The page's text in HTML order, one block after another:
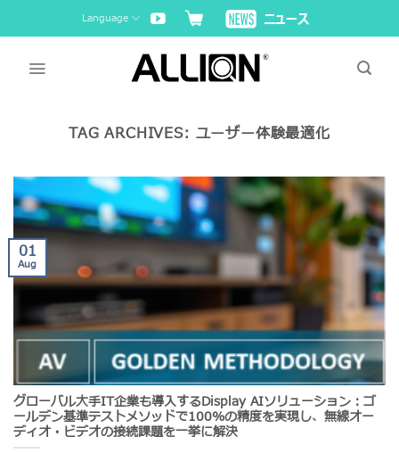
to
Language
TAG ARCHIVES: ユーザー体験最適化
グローバル大手IT企業も導入するDisplay AIソリューション：ゴ
ールデン基準テストメソッドで100%の精度を実現し、無線オー
ディオ・ビデオの接続課題を一挙に解決
01
Aug